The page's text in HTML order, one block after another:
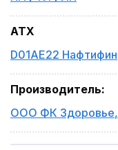
ATX
D01AE22 Нафтифин
Производитель:
ООО ФК Здоровье,